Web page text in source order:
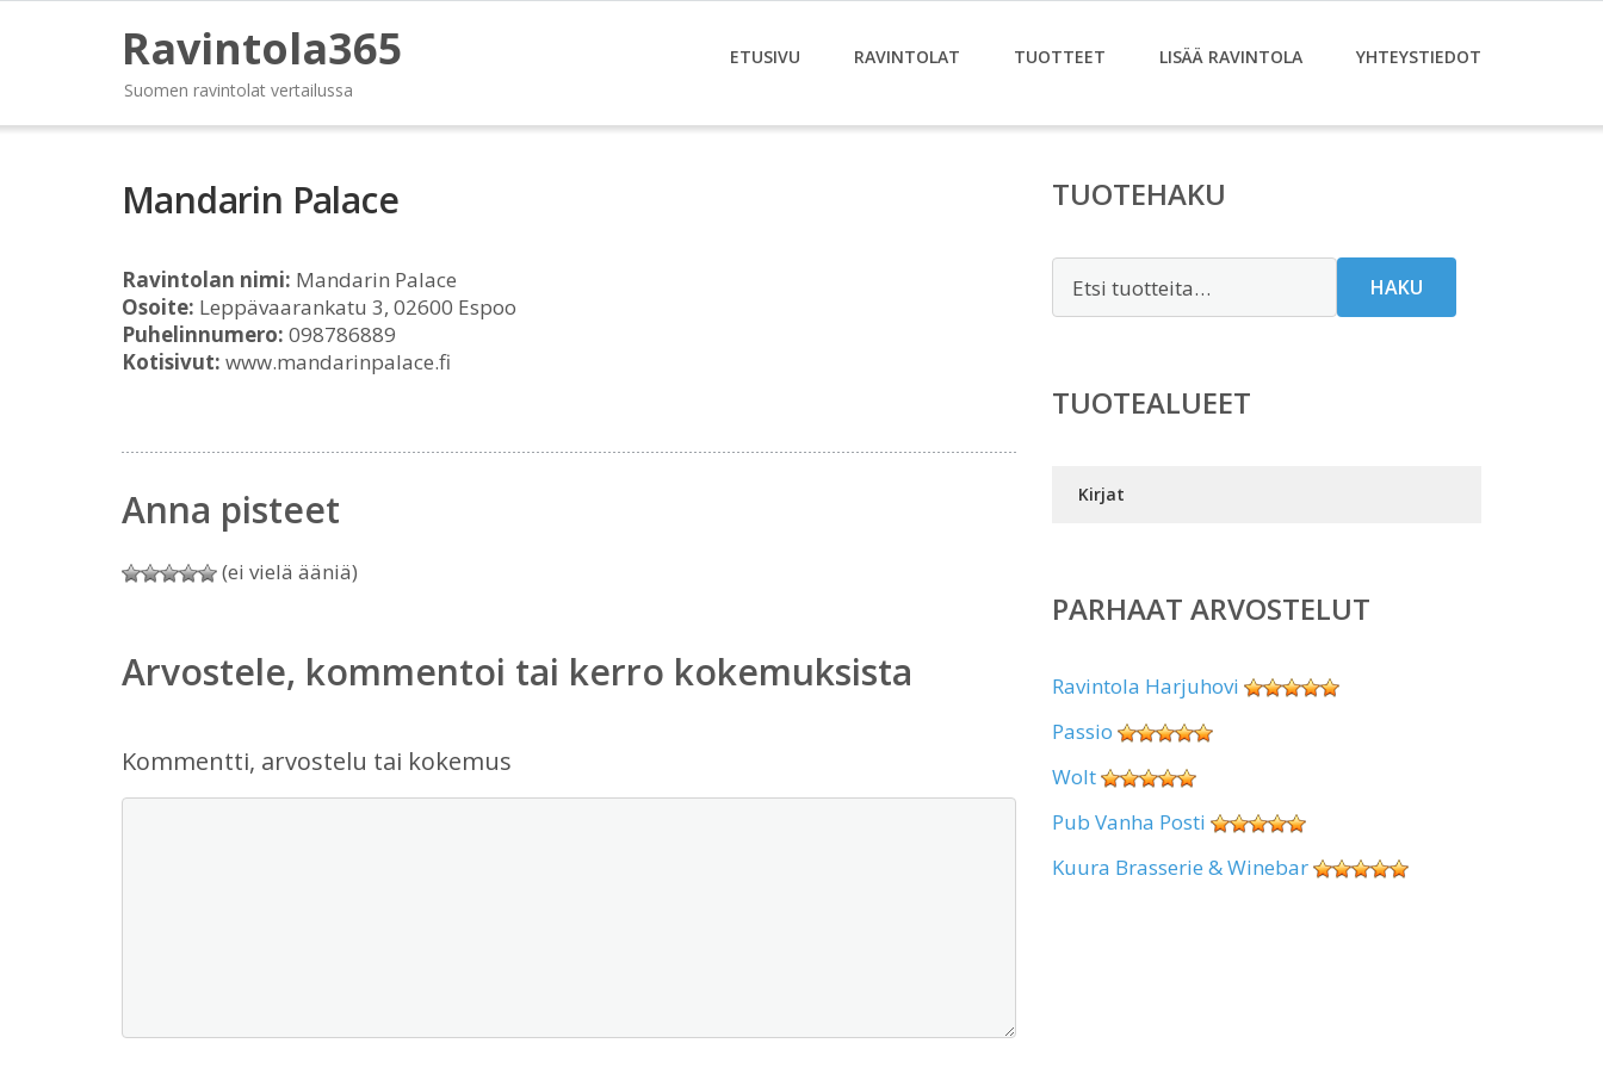
Ravintola365
Suomen ravintolat vertailussa
ETUSIVU RAVINTOLAT TUOTTEET LISÄÄ RAVINTOLA YHTEYSTIEDOT
Mandarin Palace
Ravintolan nimi: Mandarin Palace
Osoite: Leppävaarankatu 3, 02600 Espoo
Puhelinnumero: 098786889
Kotisivut: www.mandarinpalace.fi
Anna pisteet
(ei vielä ääniä)
Arvostele, kommentoi tai kerro kokemuksista
Kommentti, arvostelu tai kokemus
TUOTEHAKU
HAKU
TUOTEALUEET
Kirjat
PARHAAT ARVOSTELUT
Ravintola Harjuhovi
Passio
Wolt
Pub Vanha Posti
Kuura Brasserie & Winebar